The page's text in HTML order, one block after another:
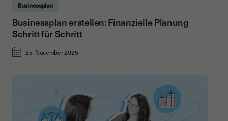
Businessplan
Businessplan erstellen: Finanzielle Planung
Schritt für Schritt
25. November 2025